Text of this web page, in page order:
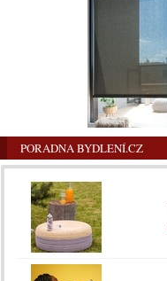
PORADNA BYDLENÍ.CZ